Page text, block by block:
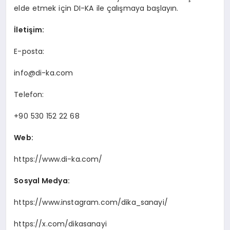
elde etmek için DI-KA ile çalışmaya başlayın.
İletişim:
E-posta:
info@di-ka.com
Telefon:
+90 530 152 22 68
Web:
https://www.di-ka.com/
Sosyal Medya:
https://www.instagram.com/dika_sanayi/
https://x.com/dikasanayi